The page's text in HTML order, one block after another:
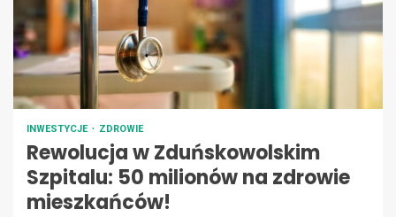
INWESTYCJE ZDROWIE
Rewolucja w Zduńskowolskim
Szpitalu: 50 milionów na zdrowie
mieszkańców!